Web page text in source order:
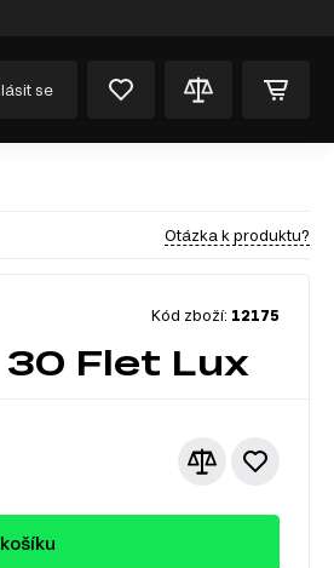
se
Otázka k produktu?
Kód zboží: 12175
30 Flet Lux